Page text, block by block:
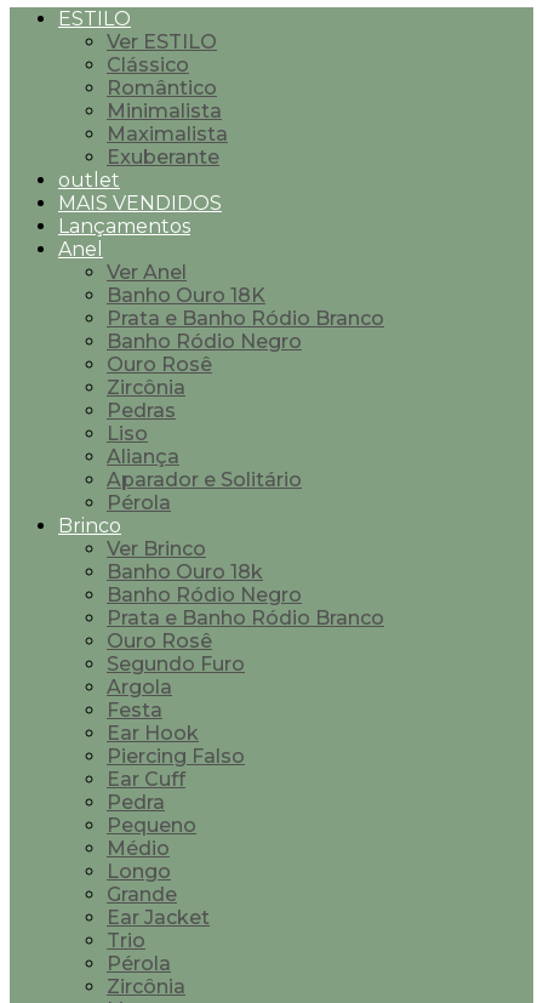
ESTILO
Ver ESTILO
Clássico
Romântico
Minimalista
Maximalista
Exuberante
outlet
MAIS VENDIDOS
Lançamentos
Anel
Ver Anel
Banho Ouro 18K
Prata e Banho Ródio Branco
Banho Ródio Negro
Ouro Rosê
Zircônia
Pedras
Liso
Aliança
Aparador e Solitário
Pérola
Brinco
Ver Brinco
Banho Ouro 18k
Banho Ródio Negro
Prata e Banho Ródio Branco
Ouro Rosê
Segundo Furo
Argola
Festa
Ear Hook
Piercing Falso
Ear Cuff
Pedra
Pequeno
Médio
Longo
Grande
Ear Jacket
Trio
Pérola
Zircônia